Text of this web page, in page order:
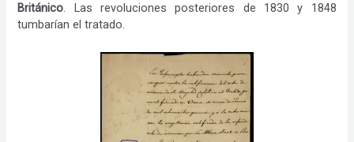
Británico. Las revoluciones posteriores de 1830 y 1848
tumbarían el tratado.